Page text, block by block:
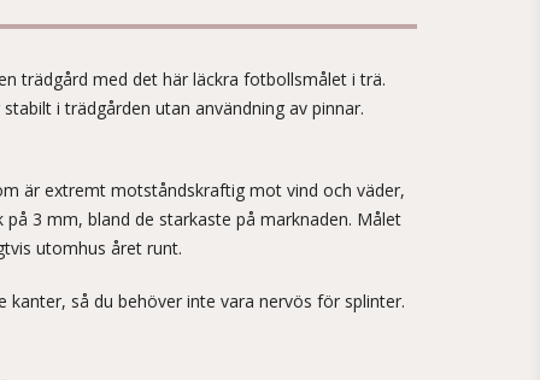
trädgård med det här läckra fotbollsmålet i trä.
i trädgården utan användning av pinnar.
är extremt motståndskraftig mot vind och väder,
3 mm, bland de starkaste på marknaden. Målet
utomhus året runt.
kanter, så du behöver inte vara nervös för splinter.